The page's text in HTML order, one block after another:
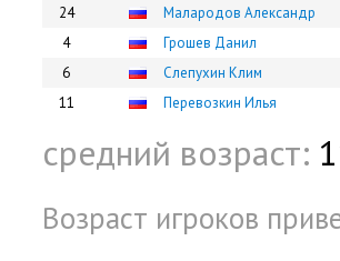
24
Малародов Александр
4
Грошев Данил
6
Слепухин Клим
11
Перевозкин Илья
средний возраст:
Возраст игроков